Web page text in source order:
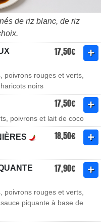
de riz blanc, de riz
17,50€
poivrons rouges et verts,
noirs
17,50€
poivrons et lait de coco
18,50€
17,90€
poivrons rouges et verts,
piquante à base de